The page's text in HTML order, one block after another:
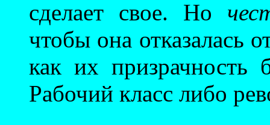
сделает свое. Но
чтобы она отказалась
как их призрачность
Рабочий класс либо